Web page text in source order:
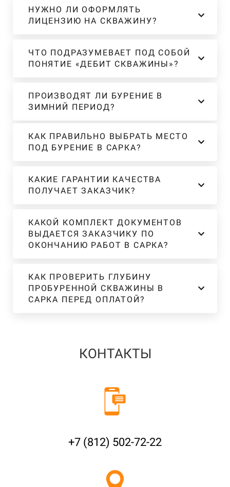
НУЖНО ЛИ ОФОРМЛЯТЬ
ЛИЦЕНЗИЮ НА СКВАЖИНУ?
ЧТО ПОДРАЗУМЕВАЕТ ПОД СОБОЙ
ПОНЯТИЕ «ДЕБИТ СКВАЖИНЫ»?
ПРОИЗВОДЯТ ЛИ БУРЕНИЕ В
ЗИМНИЙ ПЕРИОД?
КАК ПРАВИЛЬНО ВЫБРАТЬ МЕСТО
ПОД БУРЕНИЕ В САРКА?
КАКИЕ ГАРАНТИИ КАЧЕСТВА
ПОЛУЧАЕТ ЗАКАЗЧИК?
КАКОЙ КОМПЛЕКТ ДОКУМЕНТОВ
ВЫДАЕТСЯ ЗАКАЗЧИКУ ПО
ОКОНЧАНИЮ РАБОТ В САРКА?
КАК ПРОВЕРИТЬ ГЛУБИНУ
ПРОБУРЕННОЙ СКВАЖИНЫ В
САРКА ПЕРЕД ОПЛАТОЙ?
КОНТАКТЫ
+7 (812) 502-72-22